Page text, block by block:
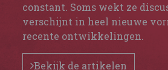
constant. Soms wekt ze
verschijnt in heel nieuwe
recente ontwikkelingen.
Bekijk de artikelen